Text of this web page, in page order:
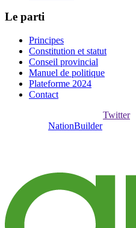
Le parti
Principes
Constitution et statut
Conseil provincial
Manuel de politique
Plateforme 2024
Contact
Twitter
NationBuilder